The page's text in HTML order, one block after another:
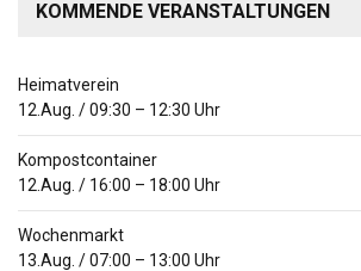
KOMMENDE VERANSTALTUNGEN
Heimatverein
12.Aug. /09:30 – 12:30 Uhr
Kompostcontainer
12.Aug. / 16:00 – 18:00 Uhr
Wochenmarkt
13.Aug. /07:00 – 13:00 Uhr